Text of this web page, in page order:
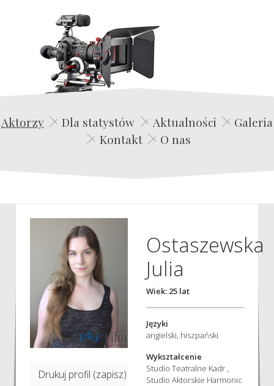
Edwin Film Agencja Aktorska
Aktorzy Dla statystów Aktualności
Galeria
Kontakt
O nas
Drukuj profil (zapisz)
Ostaszewska
Julia
Wiek: 25 lat
Języki
angielski, hiszpański
Wykształcenie
Studio Teatralne Kadr ,
Studio Aktorskie Harmonic